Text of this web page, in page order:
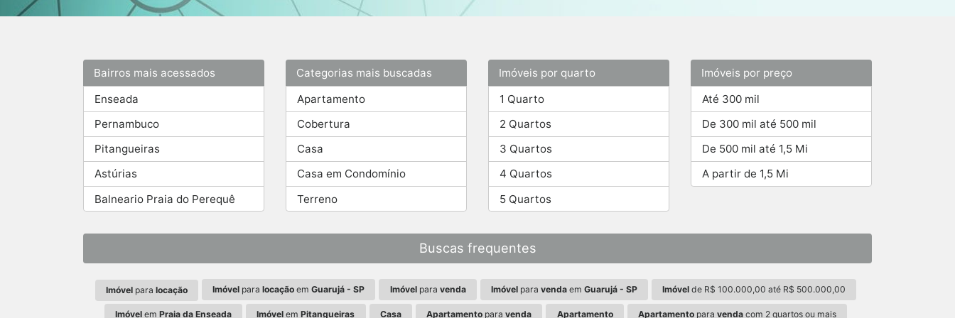
Bairros mais acessados
Enseada
Pernambuco
Pitangueiras
Astúrias
Balneario Praia do Perequê
Categorias mais buscadas
Apartamento
Cobertura
Casa
Casa em Condomínio
Terreno
Imóveis por quarto
1 Quarto
2 Quartos
3 Quartos
4 Quartos
5 Quartos
Imóveis por preço
Até 300 mil
De 300 mil até 500 mil
De 500 mil até 1,5 Mi
A partir de 1,5 Mi
Buscas frequentes
Imóvelpara locação Imóvel paralocação emGuarujá - SP Imóvelpara venda Imóvelpara vendaem Guarujá - SP Imóvel de R$ 100.000,00 até R$ 500.000,00
Imóvel emPraia da Enseada Imóvel emPitangueiras Casa Apartamento paravenda Apartamento Apartamentopara vendacom 2 quartos ou mais